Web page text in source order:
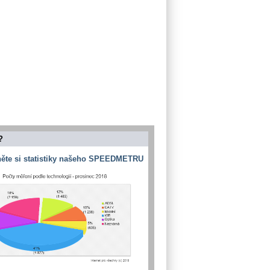
si statistiky našeho SPEEDMETRU